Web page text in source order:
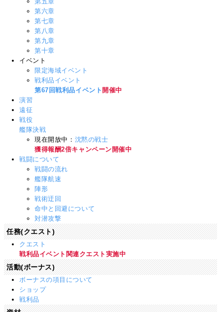
第六章
第七章
第八章
第九章
第十章
イベント
限定海域イベント
戦利品イベント
第67回戦利品イベント 開催中
演習
遠征
戦役
艦隊決戦
現在開放中： 沈黙の戦士
獲得報酬2倍キャンペーン開催中
戦闘について
戦闘の流れ
艦隊航速
陣形
戦術迂回
命中と回避について
対潜攻撃
任務(クエスト)
クエスト
戦利品イベント関連クエスト実施中
活動(ボーナス)
ボーナスの項目について
ショップ
戦利品